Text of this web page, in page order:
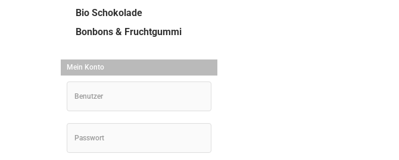
Bio Schokolade
Bonbons & Fruchtgummi
Mein Konto